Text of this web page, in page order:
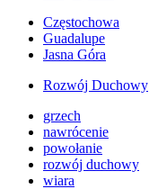
Częstochowa
Guadalupe
Jasna Góra
Rozwój Duchowy
grzech
nawrócenie
powołanie
rozwój duchowy
wiara